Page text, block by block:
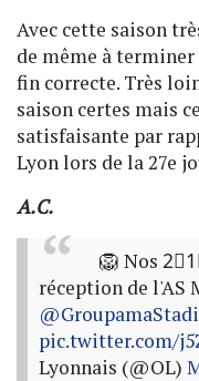
Avec cette saison
de même à terminer
fin correcte. Très
saison certes mais
satisfaisante par
Lyon lors de la 27e
A.C.
🦁 Nos
réception de l'AS
pic.twitter.com/
Lyonnais (@OL)